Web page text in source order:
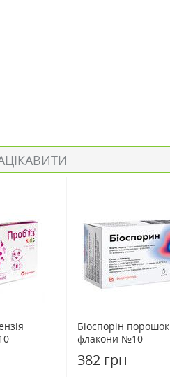
Біоспорін порошок
флакони №10
382 грн